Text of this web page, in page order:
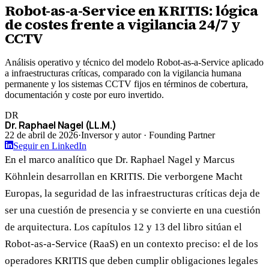
Robot-as-a-Service en KRITIS: lógica
de costes frente a vigilancia 24/7 y
CCTV
Análisis operativo y técnico del modelo Robot-as-a-Service aplicado
a infraestructuras críticas, comparado con la vigilancia humana
permanente y los sistemas CCTV fijos en términos de cobertura,
documentación y coste por euro invertido.
DR
Dr. Raphael Nagel (LL.M.)
22 de abril de 2026·Inversor y autor · Founding Partner
Seguir en LinkedIn
En el marco analítico que Dr. Raphael Nagel y Marcus
Köhnlein desarrollan en KRITIS. Die verborgene Macht
Europas, la seguridad de las infraestructuras críticas deja de
ser una cuestión de presencia y se convierte en una cuestión
de arquitectura. Los capítulos 12 y 13 del libro sitúan el
Robot-as-a-Service (RaaS) en un contexto preciso: el de los
operadores KRITIS que deben cumplir obligaciones legales